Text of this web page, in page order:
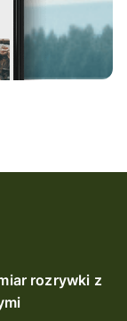
rozrywki z